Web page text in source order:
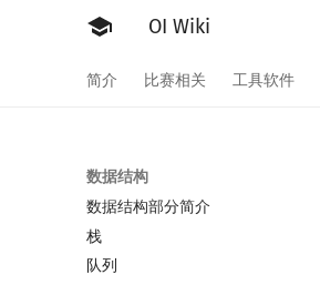
OI Wiki
简介 比赛相关 工具软件
数据结构
数据结构部分简介
栈
队列